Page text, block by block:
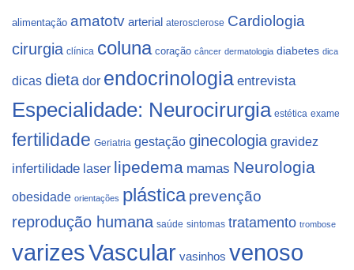
alimentação amatotv arterial aterosclerose Cardiologia
cirurgia clínica coluna coração câncer dermatologia diabetes dica
dicas dieta dor endocrinologia entrevista
Especialidade: Neurocirurgia estética exame
fertilidade Geriatria gestação ginecologia gravidez
infertilidade laser lipedema mamas Neurologia
obesidade orientações plástica prevenção
reprodução humana saúde sintomas tratamento trombose
varizesVascular vasinhos venoso